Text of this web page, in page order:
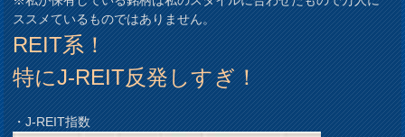
ススメているものではありません。
REIT系！
特にJ-REIT反発しすぎ！
・J-REIT指数